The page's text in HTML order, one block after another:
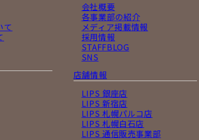
て
会社概要
各事業部の紹介
メディア掲載情報
採用情報
STAFFBLOG
SNS
店舗情報
LIPS 銀座店
LIPS 新宿店
LIPS 札幌パルコ店
LIPS 札幌白石店
LIPS 通信販売事業部